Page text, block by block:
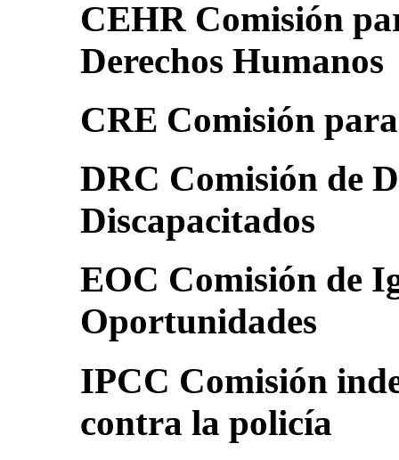
CEHR Comisión
Derechos Humanos
CRE Comisión
DRC Comisión de
Discapacitados
EOC Comisión de
Oportunidades
IPCC Comisión
contra la policía